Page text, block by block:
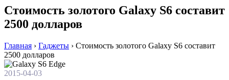
Стоимость золотого Galaxy S6 составит
2500 долларов
Главная › Гаджеты › Стоимость золотого Galaxy S6 составит
2500 долларов
2015-04-03